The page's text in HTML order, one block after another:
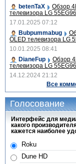
betenTaX
Обзор
телевизора LG
17.01.2025 07:12
Bubpummabug
OLED телевизора LG
10.01.2025 08:41
DianeFup
Обзор
телевизора LG
14.12.2024 21:12
Все
Голосование
Интерфейс для
какого
кажется наиболее
Roku
Dune HD